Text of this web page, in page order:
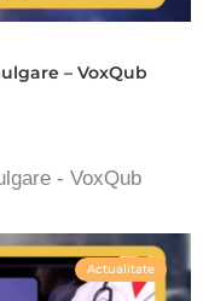
– VoxQub
- VoxQub
Actualitate